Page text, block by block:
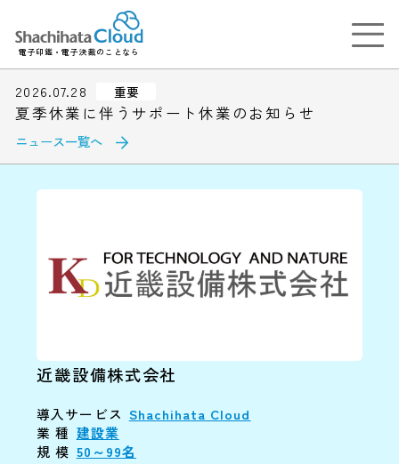
電子印鑑・電子決裁のことなら
2026.07.28 重要
夏季休業に伴うサポート休業のお知らせ
ニュース一覧へ
近畿設備株式会社
導入サービス Shachihata Cloud
業 種 建設業
規 模 50～99名